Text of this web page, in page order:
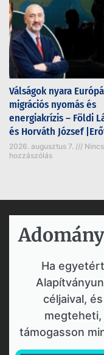
Válságok nyara
migrációs nyomás és
energiakrízis – Földi
és Horváth József
2026. augusztus 7.
Nincs
hozzászólás
Ha egyetért
céljaival, és
megteheti,
támogasson